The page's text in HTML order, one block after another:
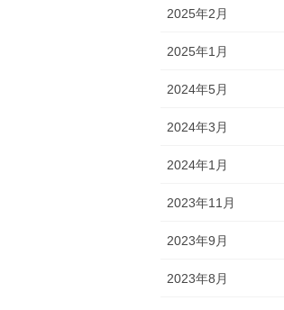
2025年2月
2025年1月
2024年5月
2024年3月
2024年1月
2023年11月
2023年9月
2023年8月